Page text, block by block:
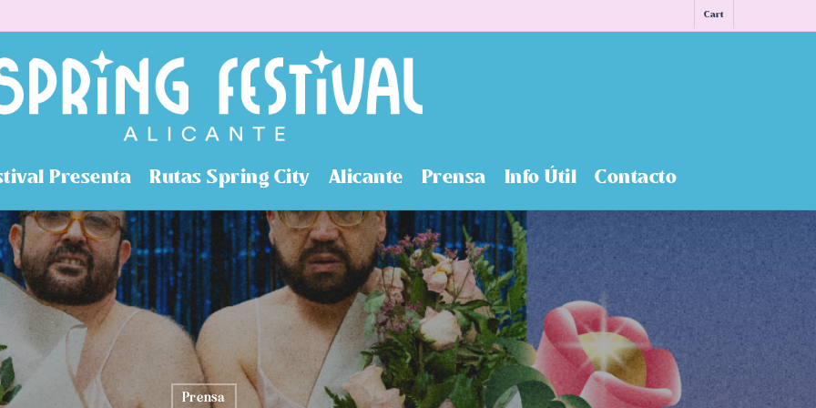
Cart
Presenta Rutas Spring City Alicante Prensa Info Útil Contacto
Prensa